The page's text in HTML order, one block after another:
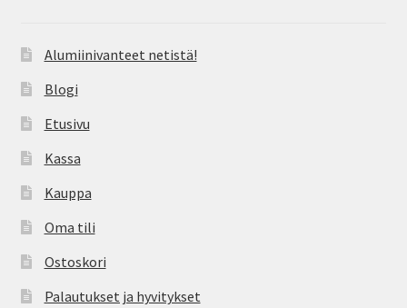
Alumiinivanteet netistä!
Blogi
Etusivu
Kassa
Kauppa
Oma tili
Ostoskori
Palautukset ja hyvitykset